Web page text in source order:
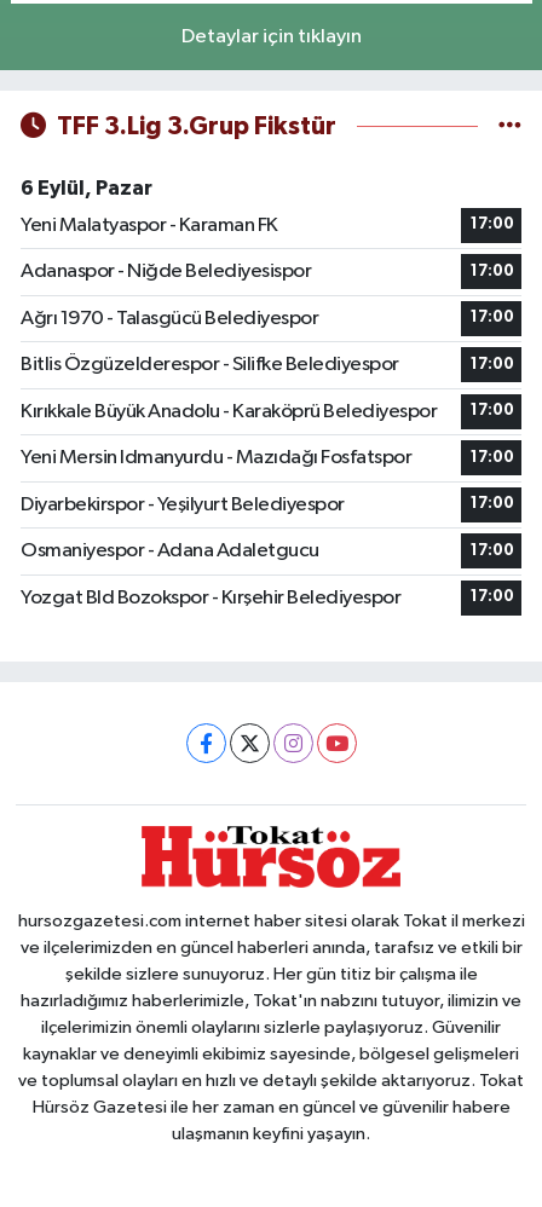
Detaylar için tıklayın
TFF 3.Lig 3.Grup Fikstür
6 Eylül, Pazar
Yeni Malatyaspor - Karaman FK
17:00
Adanaspor - Niğde Belediyesispor 17:00
Ağrı 1970 - Talasgücü Belediyespor 17:00
Bitlis Özgüzelderespor - Silifke Belediyespor 17:00
Kırıkkale Büyük Anadolu - Karaköprü Belediyespor 17:00
Yeni Mersin Idmanyurdu - Mazıdağı Fosfatspor 17:00
Diyarbekirspor - Yeşilyurt Belediyespor 17:00
Osmaniyespor - Adana Adaletgucu 17:00
Yozgat Bld Bozokspor - Kırşehir Belediyespor 17:00
hursozgazetesi.com internet haber sitesi olarak Tokat il merkezi
ve ilçelerimizden en güncel haberleri anında, tarafsız ve etkili bir
şekilde sizlere sunuyoruz. Her gün titiz bir çalışma ile
hazırladığımız haberlerimizle, Tokat'ın nabzını tutuyor, ilimizin ve
ilçelerimizin önemli olaylarını sizlerle paylaşıyoruz. Güvenilir
kaynaklar ve deneyimli ekibimiz sayesinde, bölgesel gelişmeleri
ve toplumsal olayları en hızlı ve detaylı şekilde aktarıyoruz. Tokat
Hürsöz Gazetesi ile her zaman en güncel ve güvenilir habere
ulaşmanın keyfini yaşayın.